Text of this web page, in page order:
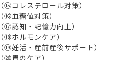
コレステロール対策）
血糖値対策）
認知・記憶力向上）
ホルモンケア）
妊活・産前産後サポート）
胃のケア）